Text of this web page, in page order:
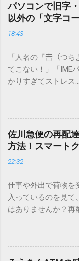
パソコンで旧字
以外の「文字コ
18:43
「人名の『𠮷（つ
てこない！」「IME
かりすぎてストレス
てしまいますよね
を使いますが、実は
し、似た漢字が多す
ません。 そこで今
ドを打ち込むだけで
「文字コード入力」
必要はありません。
こないのか？ そも
あるのでしょうか。
は、JIS規格（日本
準」といった形で整
佐川急便の再配
方法！スマート
22:32
仕事や外出で荷物を
入っているのを見て
はありませんか？再
ことに申し訳なさ
ん。 「もっとスム
い」 「わざわざ電